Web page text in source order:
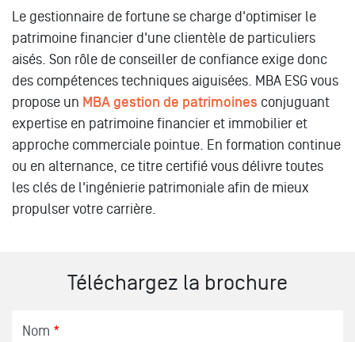
Le gestionnaire de fortune se charge d'optimiser le
patrimoine financier d'une clientèle de particuliers
aisés. Son rôle de conseiller de confiance exige donc
des compétences techniques aiguisées. MBA ESG vous
propose un MBA gestion de patrimoines conjuguant
expertise en patrimoine financier et immobilier et
approche commerciale pointue. En formation continue
ou en alternance, ce titre certifié vous délivre toutes
les clés de l'ingénierie patrimoniale afin de mieux
propulser votre carrière.
Téléchargez la brochure
Nom *